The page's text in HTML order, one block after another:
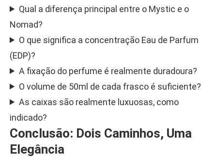
Qual a diferença principal entre o Mystic e o
Nomad?
O que significa a concentração Eau de Parfum
(EDP)?
A fixação do perfume é realmente duradoura?
O volume de 50ml de cada frasco é suficiente?
As caixas são realmente luxuosas, como
indicado?
Conclusão: Dois Caminhos, Uma
Elegância